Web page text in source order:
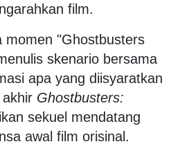
film.
momen "Ghostbusters
skenario bersama
apa yang diisyaratkan
Ghostbusters:
sekuel mendatang
awal film orisinal.